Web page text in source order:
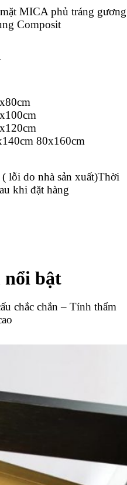
MICA phủ tráng
Composit
80x160cm
lỗi do nhà sản xuất)Thời
khi đặt hàng
nổi bật
chắc chắn – Tính thẩm